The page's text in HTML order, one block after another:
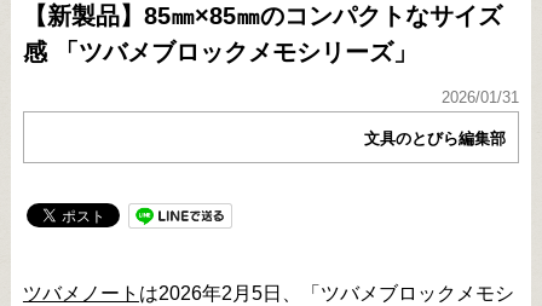
【新製品】85㎜×85㎜のコンパクトなサイズ
感 「ツバメブロックメモシリーズ」
2026/01/31
文具のとびら編集部
ツバメノート は2026年2月5日、「ツバメブロックメモシ